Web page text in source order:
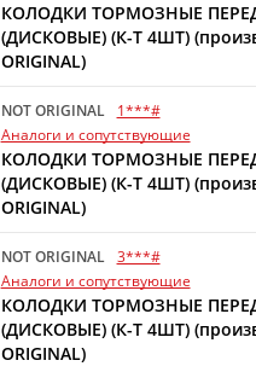
КОЛОДКИ ТОРМОЗНЫЕ
(ДИСКОВЫЕ) (К-Т 4ШТ)
ORIGINAL)
NOT ORIGINAL
1***#
Аналоги и сопутствующие
КОЛОДКИ ТОРМОЗНЫЕ
(ДИСКОВЫЕ) (К-Т 4ШТ)
ORIGINAL)
NOT ORIGINAL
3***#
Аналоги и сопутствующие
КОЛОДКИ ТОРМОЗНЫЕ
(ДИСКОВЫЕ) (К-Т 4ШТ)
ORIGINAL)